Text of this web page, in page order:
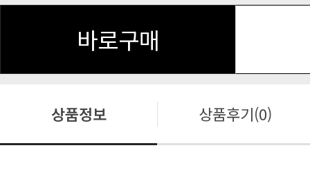
바로구매
상품정보 상품후기(0)